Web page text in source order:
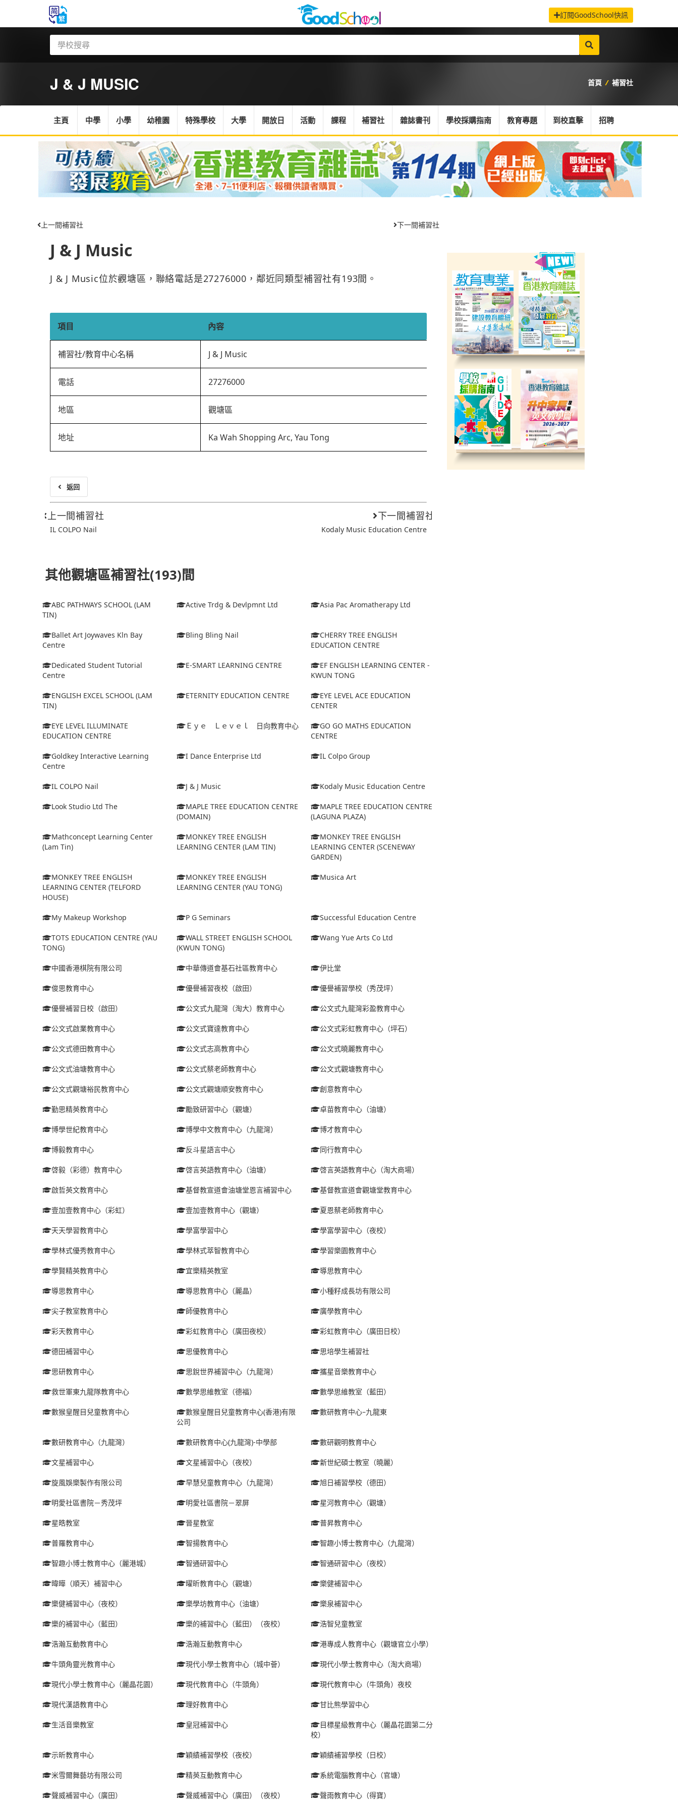
訂閱GoodSchool快訊
J & J MUSIC 首頁 / 補習社
主頁 中學 小學 幼稚園 特殊學校 大學 開放日 活動 課程 補習社 雜誌書刊 學校採購指南 教育專題 到校直擊 招聘
上一間補習社 下一間補習社
J & J Music
J & J Music位於觀塘區，聯絡電話是27276000，鄰近同類型補習社有193間。
項目 內容
補習社/教育中心名稱 J & J Music
電話 27276000
地區 觀塘區
地址 Ka Wah Shopping Arc, Yau Tong
返回
上一間補習社
IL COLPO Nail
下一間補習社
Kodaly Music Education Centre
其他觀塘區補習社(193)間
ABC PATHWAYS SCHOOL (LAM
TIN)
Active Trdg & Devlpmnt Ltd Asia Pac Aromatherapy Ltd
Ballet Art Joywaves Kln Bay
Centre
Bling Bling Nail
CHERRY TREE ENGLISH
EDUCATION CENTRE
Dedicated Student Tutorial
Centre
E-SMART LEARNING CENTRE
EF ENGLISH LEARNING CENTER -
KWUN TONG
ENGLISH EXCEL SCHOOL (LAM
TIN)
ETERNITY EDUCATION CENTRE
EYE LEVEL ACE EDUCATION
CENTER
EYE LEVEL ILLUMINATE
EDUCATION CENTRE
Ｅｙｅ Ｌｅｖｅｌ 日向教育中心
GO GO MATHS EDUCATION
CENTRE
Goldkey Interactive Learning
Centre
I Dance Enterprise Ltd IL Colpo Group
IL COLPO Nail J & J Music Kodaly Music Education Centre
Look Studio Ltd The
MAPLE TREE EDUCATION CENTRE
(DOMAIN)
MAPLE TREE EDUCATION CENTRE
(LAGUNA PLAZA)
Mathconcept Learning Center
(Lam Tin)
MONKEY TREE ENGLISH
LEARNING CENTER (LAM TIN)
MONKEY TREE ENGLISH
LEARNING CENTER (SCENEWAY
GARDEN)
MONKEY TREE ENGLISH
LEARNING CENTER (TELFORD
HOUSE)
MONKEY TREE ENGLISH
LEARNING CENTER (YAU TONG)
Musica Art
My Makeup Workshop P G Seminars Successful Education Centre
TOTS EDUCATION CENTRE (YAU
TONG)
WALL STREET ENGLISH SCHOOL
(KWUN TONG)
Wang Yue Arts Co Ltd
中國香港棋院有限公司 中華傳道會基石社區教育中心 伊比堂
俊思教育中心 優譽補習夜校（啟田） 優譽補習學校（秀茂坪）
優譽補習日校（啟田） 公文式九龍灣（淘大）教育中心 公文式九龍灣彩盈教育中心
公文式啟業教育中心 公文式寶達教育中心 公文式彩虹教育中心（坪石）
公文式德田教育中心 公文式志高教育中心 公文式曉麗教育中心
公文式油塘教育中心 公文式蔡老師教育中心 公文式觀塘教育中心
公文式觀塘裕民教育中心 公文式觀塘順安教育中心 創意教育中心
勤思精英教育中心 勵致研習中心（觀塘） 卓苗教育中心（油塘）
博學世紀教育中心 博學中文教育中心（九龍灣） 博才教育中心
博毅教育中心 反斗星語言中心 同行教育中心
啓毅（彩德）教育中心 啓言英語教育中心（油塘） 啓言英語教育中心（淘大商場）
啟哲英文教育中心 基督教宣道會油塘堂恩言補習中心 基督教宣道會觀塘堂教育中心
壹加壹教育中心（彩虹） 壹加壹教育中心（觀塘） 夏恩蔡老師教育中心
天天學習教育中心 學富學習中心 學富學習中心（夜校）
學林式優秀教育中心 學林式萃智教育中心 學習樂園教育中心
學賢精英教育中心 宜樂精英教室 導思教育中心
導思教育中心 導思教育中心（麗晶） 小種籽成長坊有限公司
尖子教室教育中心 師優教育中心 廣學教育中心
彩天教育中心 彩虹教育中心（廣田夜校） 彩虹教育中心（廣田日校）
德田補習中心 思優教育中心 思培學生補習社
思研教育中心 思銳世界補習中心（九龍灣） 攜星音樂教育中心
救世軍東九龍隊教育中心 數學思維教室（德福） 數學思維教室（藍田）
數猴皇醒目兒童教育中心
數猴皇醒目兒童教育中心(香港)有限
公司
數研教育中心–九龍東
數研教育中心（九龍灣） 數研教育中心(九龍灣)-中學部 數研觀明教育中心
文星補習中心 文星補習中心（夜校） 新世紀碩士教室（曉麗）
旋風娛樂製作有限公司 早慧兒童教育中心（九龍灣） 旭日補習學校（德田）
明愛社區書院－秀茂坪 明愛社區書院－翠屏 星河教育中心（觀塘）
星皓教室 晉星教室 普昇教育中心
普羅教育中心 智揚教育中心 智趣小博士教育中心（九龍灣）
智趣小博士教育中心（麗港城） 智通研習中心 智通研習中心（夜校）
暐曄（順天）補習中心 曜昕教育中心（觀塘） 樂健補習中心
樂健補習中心（夜校） 樂學坊教育中心（油塘） 樂泉補習中心
樂的補習中心（藍田） 樂的補習中心（藍田）（夜校） 浩智兒童教室
浩瀚互動教育中心 浩瀚互動教育中心 港專成人教育中心（觀塘官立小學）
牛頭角靈光教育中心 現代小學士教育中心（城中薈） 現代小學士教育中心（淘大商場）
現代小學士教育中心（麗晶花園） 現代教育中心（牛頭角） 現代教育中心（牛頭角）夜校
現代漢語教育中心 理好教育中心 甘比熊學習中心
生活音樂教室 皇冠補習中心
目標星級教育中心（麗晶花園第二分
校）
示昕教育中心 穎績補習學校（夜校） 穎績補習學校（日校）
米雪爾舞藝坊有限公司 精英互動教育中心 系統電腦教育中心（官塘）
聲威補習中心（廣田） 聲威補習中心（廣田）（夜校） 聲雨教育中心（得寶）